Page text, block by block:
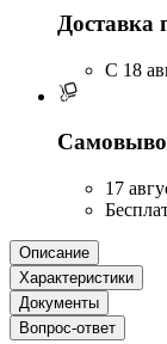
Доставка
C 18
17
Описание
Характеристики
Документы
Вопрос-ответ